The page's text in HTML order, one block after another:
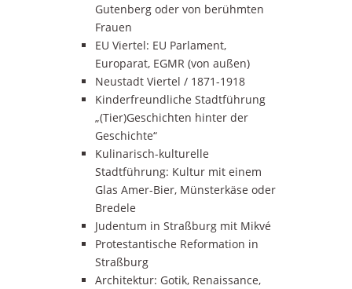
Gutenberg oder von berühmten
Frauen
EU Viertel: EU Parlament,
Europarat, EGMR (von außen)
Neustadt Viertel / 1871-1918
Kinderfreundliche Stadtführung
„(Tier)Geschichten hinter der
Geschichte“
Kulinarisch-kulturelle
Stadtführung: Kultur mit einem
Glas Amer-Bier, Münsterkäse oder
Bredele
Judentum in Straßburg mit Mikvé
Protestantische Reformation in
Straßburg
Architektur: Gotik, Renaissance,